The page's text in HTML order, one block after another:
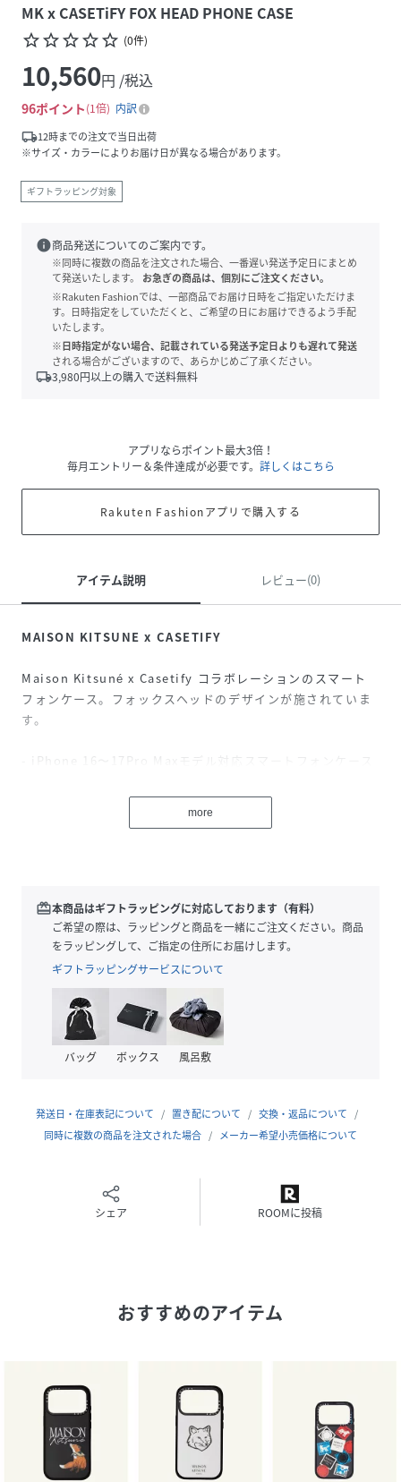
MK x CASETiFY FOX HEAD PHONE CASE
star_borderstar_borderstar_borderstar_borderstar_border (0件)
10,560円 /税込
96ポイント 1倍
内訳
local_shipping12時までの注文で当日出荷
※サイズ・カラーによりお届け日が異なる場合があります。
ギフトラッピング対象
info商品発送についてのご案内です。
※同時に複数の商品を注文された場合、一番遅い発送予定日にまとめ
て発送いたします。
お急ぎの商品は、個別にご注文ください。
※Rakuten Fashionでは、一部商品でお届け日時をご指定いただけま
す。日時指定をしていただくと、ご希望の日にお届けできるよう手配
いたします。
※日時指定がない場合、記載されている発送予定日よりも遅れて発送
される場合がございますので、あらかじめご了承ください。
local_shipping3,980円以上の購入で送料無料
アプリならポイント最大3倍！
毎月エントリー＆条件達成が必要です。 詳しくはこちら
Rakuten Fashionアプリで購入する
アイテム説明 レビュー(0)
MAISON KITSUNE x CASETIFY
Maison Kitsuné x Casetify コラボレーションのスマート
フォンケース。フォックスヘッドのデザインが施されていま
す。
- iPhone 16〜17Pro Maxモデル対応スマートフォンケース
- Maison Kitsuné x Casetify コラボレーション＜サイズガ
I17P : iPhone 17 Pro
I17PM : iPhone 17 Pro Max
※商品画像はサンプルのため、実際の商品とは色味・サイ
ズ・デザイン・仕様などに一部変更がある場合がございます
【CASETiFY】
CASETiFYは、テックアクセサリーのカスタマイゼーション
で、キャラクターやアート、ファッションなど、多岐にわた
る業種と、革新的なコラボレーションを実施しており、世界
あり、ブランドのデザインスタジオであり、私たちのお客様
性別タイプ ユニセックス
品番
SD7751_36914692
36914692-01-02 SD7751
more
redeem本商品はギフトラッピングに対応しております（有料）
ご希望の際は、ラッピングと商品を一緒にご注文ください。商品
をラッピングして、ご指定の住所にお届けします。
ギフトラッピングサービスについて
バッグ ボックス 風呂敷
発送日・在庫表記について 置き配について
交換・返品について
同時に複数の商品を注文された場合
メーカー希望小売価格について
シェア ROOMに投稿
おすすめのアイテム